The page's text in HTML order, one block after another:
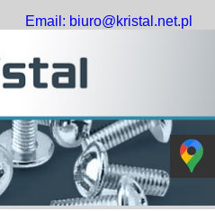
Email: biuro@kristal.net.pl